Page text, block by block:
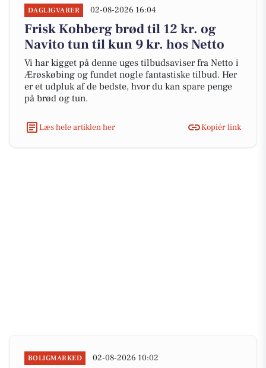
DAGLIGVARER 02-08-2026 16:04
Frisk Kohberg brød til 12 kr. og
Navito tun til kun 9 kr. hos Netto
Vi har kigget på denne uges tilbudsaviser fra Netto i
Ærøskøbing og fundet nogle fantastiske tilbud. Her
er et udpluk af de bedste, hvor du kan spare penge
på brød og tun.
Læs hele artiklen her Kopiér link
BOLIGMARKED 02-08-2026 10:02